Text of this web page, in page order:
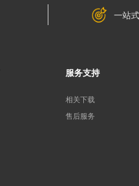
一站
服务支持
相关下载
售后服务